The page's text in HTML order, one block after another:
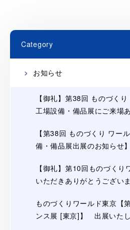
り
Category
お知らせ
【御礼】第38回 ものづく
工場設備・備品展にご来場
【第38回 ものづくり ワー
備・備品展出展のお知らせ】
【御礼】第10回ものづく
いただきありがとうござい
ものづくりワールド東京【
ンス展 [東京]】 出展いた